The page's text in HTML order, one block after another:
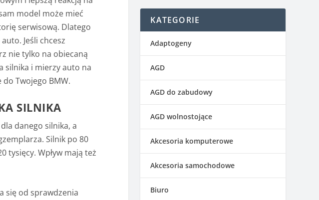
model może mieć
serwisową. Dlatego
Jeśli chcesz
nie tylko na obiecaną
silnika i mierzy auto na
Twojego BMW.
SILNIKA
danego silnika, a
Silnik po 80
tysięcy.Wpływ mają też
się od sprawdzenia
KATEGORIE
Adaptogeny
AGD
AGD do zabudowy
AGD wolnostojące
Akcesoria komputerowe
Akcesoria samochodowe
Biuro